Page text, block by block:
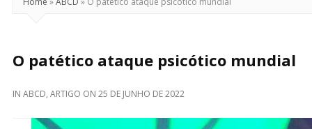
O patético ataque psicótico mundial
IN ABCD, ARTIGO ON 25 DE JUNHO DE 2022